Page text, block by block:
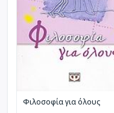
Φιλοσοφία για όλους